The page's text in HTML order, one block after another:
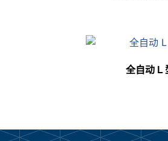
全自动 L